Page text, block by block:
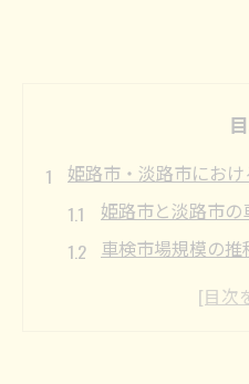
姫路市・淡路市にお
姫路市と淡路市
車検市場規模の
車検に強い整備